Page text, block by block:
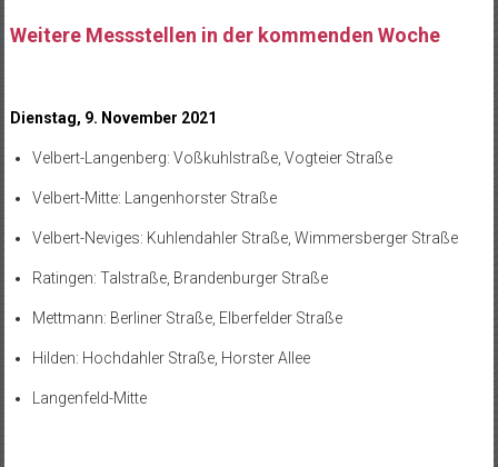
Weitere Messstellen in der kommenden Woche
Dienstag, 9. November 2021
Velbert-Langenberg: Voßkuhlstraße, Vogteier Straße
Velbert-Mitte: Langenhorster Straße
Velbert-Neviges: Kuhlendahler Straße, Wimmersberger Straße
Ratingen: Talstraße, Brandenburger Straße
Mettmann: Berliner Straße, Elberfelder Straße
Hilden: Hochdahler Straße, Horster Allee
Langenfeld-Mitte